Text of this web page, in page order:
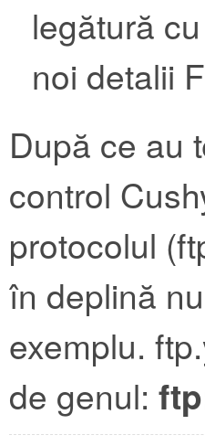
legătură
noi detalii
După ce au
control
protocolul
în deplină
exemplu.
de genul: